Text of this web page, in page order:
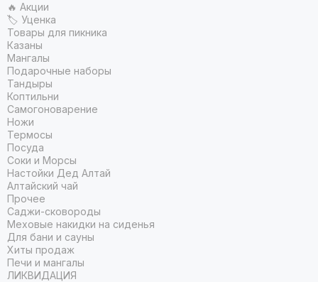
🔥 Акции
🏷 Уценка
Товары для пикника
Казаны
Мангалы
Подарочные наборы
Тандыры
Коптильни
Самогоноварение
Ножи
Термосы
Посуда
Соки и Морсы
Настойки Дед Алтай
Алтайский чай
Прочее
Саджи-сковороды
Меховые накидки на сиденья
Для бани и сауны
Хиты продаж
Печи и мангалы
ЛИКВИДАЦИЯ